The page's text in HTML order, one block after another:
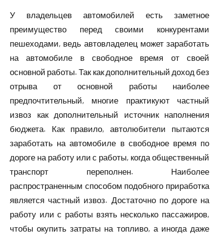
У владельцев автомобилей есть заметное
преимущество перед своими конкурентами
пешеходами, ведь автовладелец может заработать
на автомобиле в свободное время от своей
основной работы. Так как дополнительный доход без
отрыва от основной работы наиболее
предпочтительный, многие практикуют частный
извоз как дополнительный источник наполнения
бюджета. Как правило, автолюбители пытаются
заработать на автомобиле в свободное время по
дороге на работу или с работы, когда общественный
транспорт переполнен. Наиболее
распространенным способом подобного приработка
является частный извоз. Достаточно по дороге на
работу или с работы взять несколько пассажиров,
чтобы окупить затраты на топливо, а иногда даже